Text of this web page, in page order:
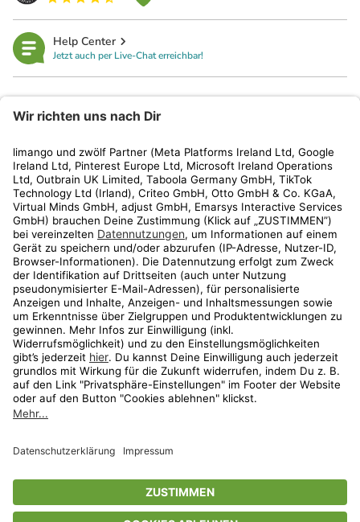
Help Center
Jetzt auch per Live-Chat erreichbar!
Kundenservice
Shop
Aktionen
Travel
* Streichpreise entsprechen der unverbindlichen Preisempfehlung des